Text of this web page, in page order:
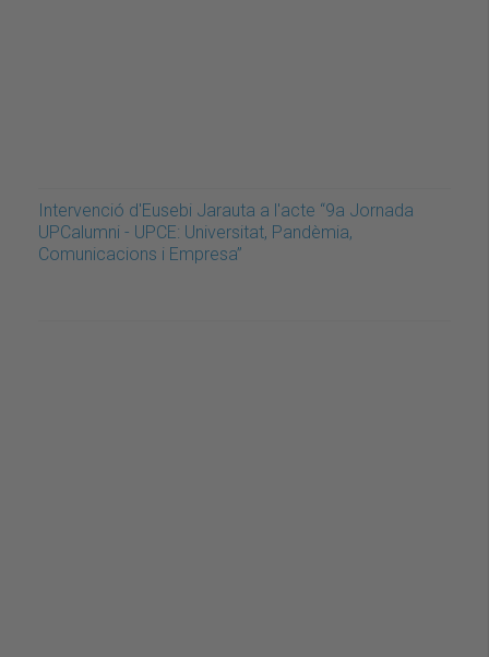
Intervenció d'Eusebi Jarauta a l'acte “9a Jornada
UPCalumni - UPCE: Universitat, Pandèmia,
Comunicacions i Empresa”